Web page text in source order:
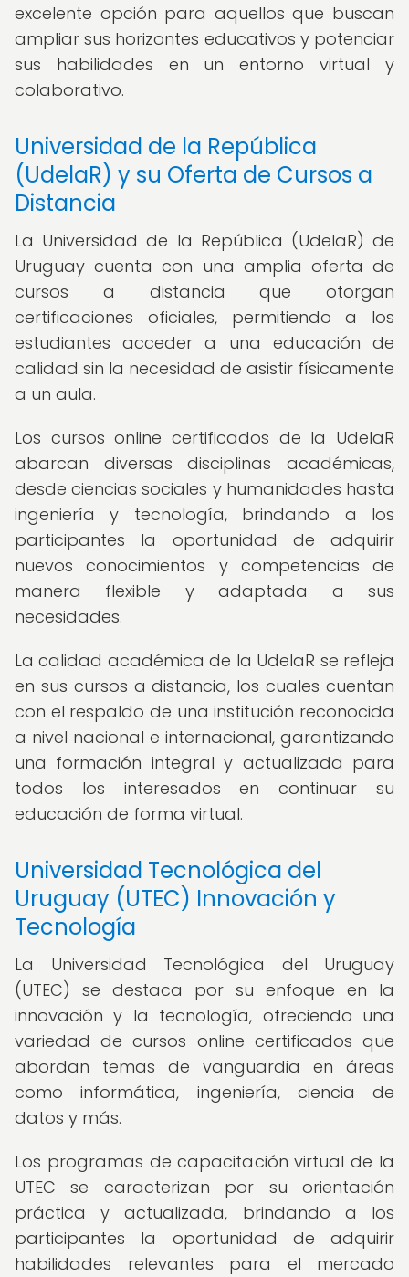
excelente opción para aquellos que buscan
ampliar sus horizontes educativos y potenciar
sus habilidades en un entorno virtual y
colaborativo.
Universidad de la República
(UdelaR) y su Oferta de Cursos a
Distancia
La Universidad de la República (UdelaR) de
Uruguay cuenta con una amplia oferta de
cursos a distancia que otorgan
certificaciones oficiales, permitiendo a los
estudiantes acceder a una educación de
calidad sin la necesidad de asistir físicamente
a un aula.
Los cursos online certificados de la UdelaR
abarcan diversas disciplinas académicas,
desde ciencias sociales y humanidades hasta
ingeniería y tecnología, brindando a los
participantes la oportunidad de adquirir
nuevos conocimientos y competencias de
manera flexible y adaptada a sus
necesidades.
La calidad académica de la UdelaR se refleja
en sus cursos a distancia, los cuales cuentan
con el respaldo de una institución reconocida
a nivel nacional e internacional, garantizando
una formación integral y actualizada para
todos los interesados en continuar su
educación de forma virtual.
Universidad Tecnológica del
Uruguay (UTEC) Innovación y
Tecnología
La Universidad Tecnológica del Uruguay
(UTEC) se destaca por su enfoque en la
innovación y la tecnología, ofreciendo una
variedad de cursos online certificados que
abordan temas de vanguardia en áreas
como informática, ingeniería, ciencia de
datos y más.
Los programas de capacitación virtual de la
UTEC se caracterizan por su orientación
práctica y actualizada, brindando a los
participantes la oportunidad de adquirir
habilidades relevantes para el mercado